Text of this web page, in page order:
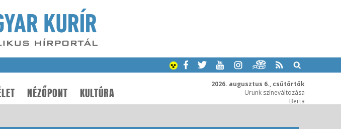
2026. augusztus 6., csütörtök
Urunk színeváltozása
Berta
NÉZŐPONT KULTÚRA